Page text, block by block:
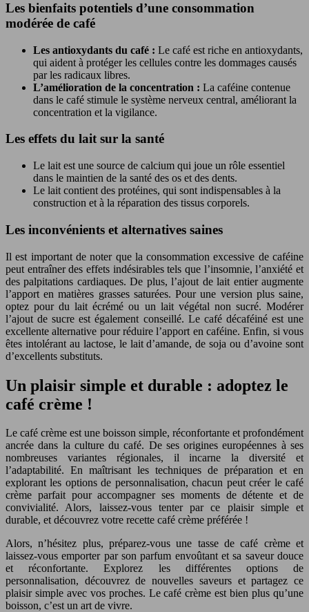
Les bienfaits potentiels d’une consommation
modérée de café
Les antioxydants du café : Le café est riche en antioxydants,
qui aident à protéger les cellules contre les dommages causés
par les radicaux libres.
L’amélioration de la concentration : La caféine contenue
dans le café stimule le système nerveux central, améliorant la
concentration et la vigilance.
Les effets du lait sur la santé
Le lait est une source de calcium qui joue un rôle essentiel
dans le maintien de la santé des os et des dents.
Le lait contient des protéines, qui sont indispensables à la
construction et à la réparation des tissus corporels.
Les inconvénients et alternatives saines
Il est important de noter que la consommation excessive de caféine
peut entraîner des effets indésirables tels que l’insomnie, l’anxiété et
des palpitations cardiaques. De plus, l’ajout de lait entier augmente
l’apport en matières grasses saturées. Pour une version plus saine,
optez pour du lait écrémé ou un lait végétal non sucré. Modérer
l’ajout de sucre est également conseillé. Le café décaféiné est une
excellente alternative pour réduire l’apport en caféine. Enfin, si vous
êtes intolérant au lactose, le lait d’amande, de soja ou d’avoine sont
d’excellents substituts.
Un plaisir simple et durable : adoptez le
café crème !
Le café crème est une boisson simple, réconfortante et profondément
ancrée dans la culture du café. De ses origines européennes à ses
nombreuses variantes régionales, il incarne la diversité et
l’adaptabilité. En maîtrisant les techniques de préparation et en
explorant les options de personnalisation, chacun peut créer le café
crème parfait pour accompagner ses moments de détente et de
convivialité. Alors, laissez-vous tenter par ce plaisir simple et
durable, et découvrez votre recette café crème préférée !
Alors, n’hésitez plus, préparez-vous une tasse de café crème et
laissez-vous emporter par son parfum envoûtant et sa saveur douce
et réconfortante. Explorez les différentes options de
personnalisation, découvrez de nouvelles saveurs et partagez ce
plaisir simple avec vos proches. Le café crème est bien plus qu’une
boisson, c’est un art de vivre.